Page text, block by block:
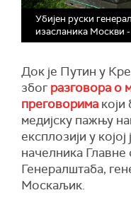
Убијен руски
изасланика Москви
Док је Путин у
због разговора о
преговорима који
медијску пажњу
експлозији у
начелника
Генералштаба,
Москаљик.